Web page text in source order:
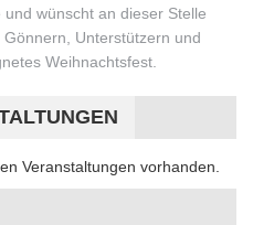
wünscht an dieser Stelle
Unterstützern und
Weihnachtsfest.
Veranstaltungen vorhanden.